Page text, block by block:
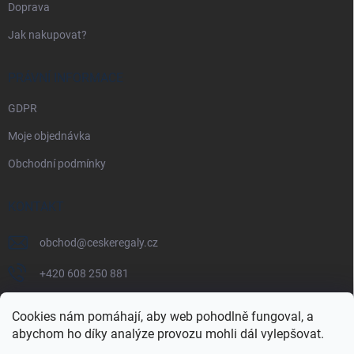
Cookies nám pomáhají, aby web pohodlně fungoval, a
abychom ho díky analýze provozu mohli dál vylepšovat.
Doprava
Jak nakupovat?
PRÁVNÍ INFORMACE
GDPR
Moje objednávka
Obchodní podmínky
KONTAKT
obchod@ceskeregaly.cz
+420 608 250 881